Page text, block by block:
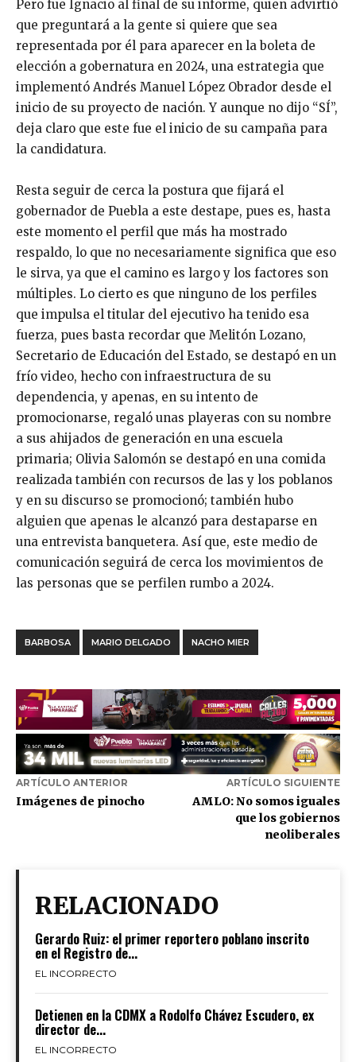
Pero fue Ignacio al final de su informe, quien advirtió
que preguntará a la gente si quiere que sea
representada por él para aparecer en la boleta de
elección a gobernatura en 2024, una estrategia que
implementó Andrés Manuel López Obrador desde el
inicio de su proyecto de nación. Y aunque no dijo “SÍ”,
deja claro que este fue el inicio de su campaña para
la candidatura.
Resta seguir de cerca la postura que fijará el
gobernador de Puebla a este destape, pues es, hasta
este momento el perfil que más ha mostrado
respaldo, lo que no necesariamente significa que eso
le sirva, ya que el camino es largo y los factores son
múltiples. Lo cierto es que ninguno de los perfiles
que impulsa el titular del ejecutivo ha tenido esa
fuerza, pues basta recordar que Melitón Lozano,
Secretario de Educación del Estado, se destapó en un
frío video, hecho con infraestructura de su
dependencia, y apenas, en su intento de
promocionarse, regaló unas playeras con su nombre
a sus ahijados de generación en una escuela
primaria; Olivia Salomón se destapó en una comida
realizada también con recursos de las y los poblanos
y en su discurso se promocionó; también hubo
alguien que apenas le alcanzó para destaparse en
una entrevista banquetera. Así que, este medio de
comunicación seguirá de cerca los movimientos de
las personas que se perfilen rumbo a 2024.
BARBOSA MARIO DELGADO NACHO MIER
ARTÍCULO ANTERIOR
Imágenes de pinocho
ARTÍCULO SIGUIENTE
AMLO: No somos iguales
que los gobiernos
neoliberales
RELACIONADO
Gerardo Ruiz: el primer reportero poblano inscrito
en el Registro de...
EL INCORRECTO
Detienen en la CDMX a Rodolfo Chávez Escudero, ex
director de...
EL INCORRECTO